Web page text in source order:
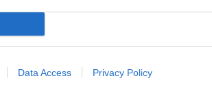
Data Access Privacy Policy
pamćenja, pada koncentracije,
praksa pokazuje da se ova dva